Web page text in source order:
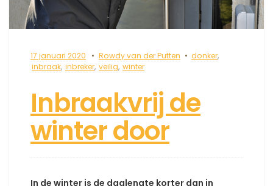
17 januari 2020 Rowdy van der Putten donker,
inbraak, inbreker, veilig, winter
Inbraakvrij de
winter door
In de winter is de daglengte korter dan in